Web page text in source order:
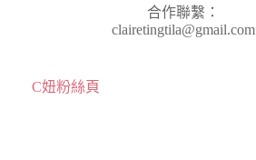
合作聯繫：
clairetingtila@gmail.com
C妞粉絲頁